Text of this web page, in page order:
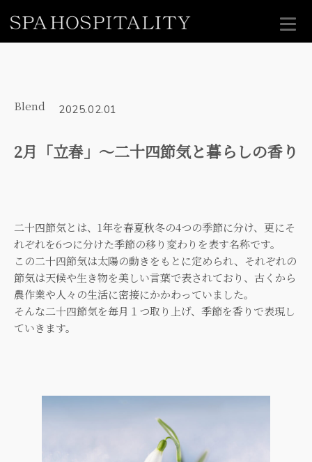
Blend 2025.02.01
2月「立春」～二十四節気と暮らしの香り
二十四節気とは、1年を春夏秋冬の4つの季節に分け、更にそ
れぞれを6つに分けた季節の移り変わりを表す名称です。
この二十四節気は太陽の動きをもとに定められ、それぞれの
節気は天候や生き物を美しい言葉で表されており、古くから
農作業や人々の生活に密接にかかわっていました。
そんな二十四節気を毎月１つ取り上げ、季節を香りで表現し
ていきます。